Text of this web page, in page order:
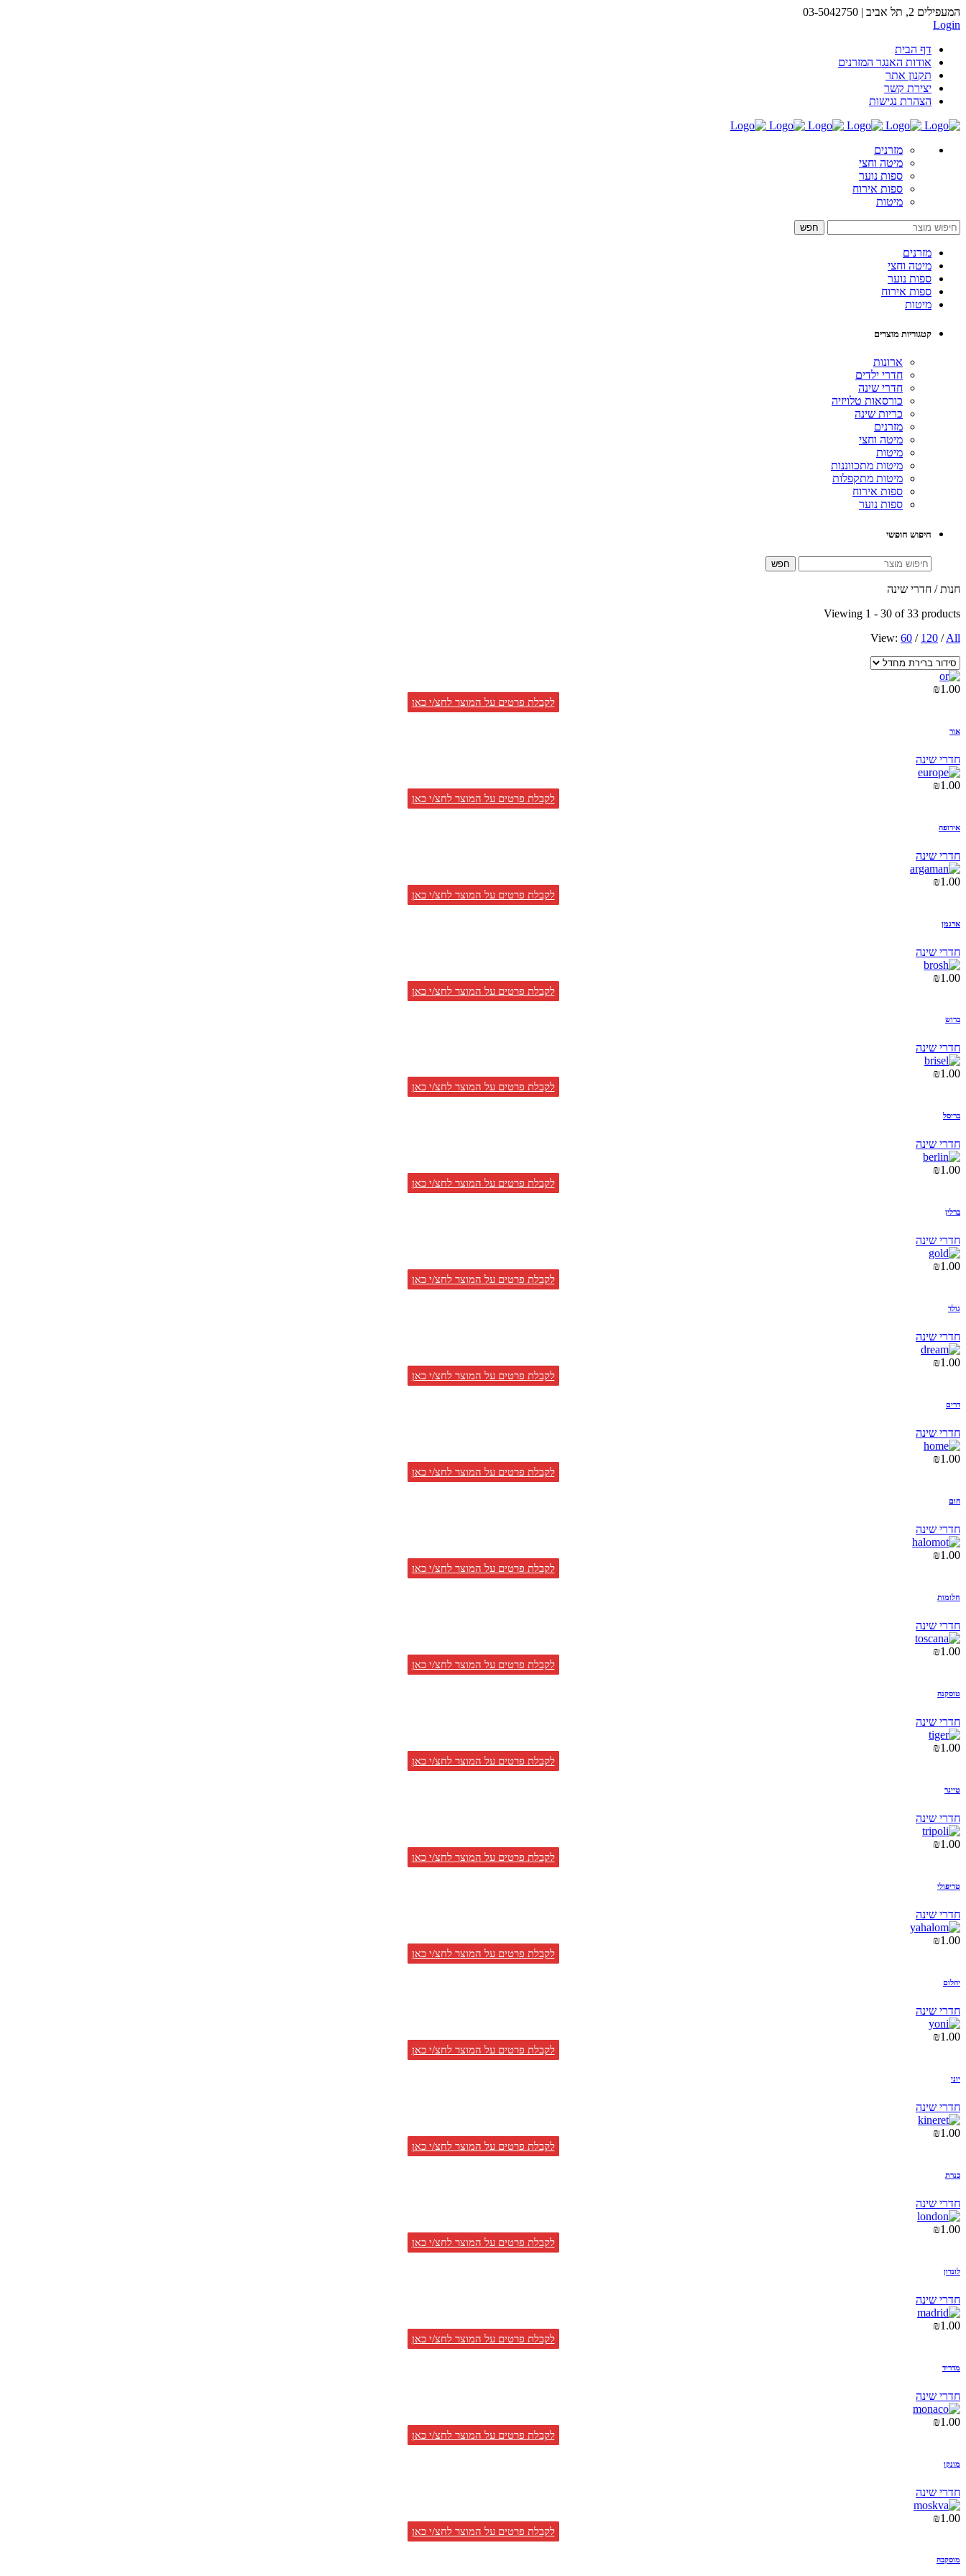
המעפילים 2, תל אביב | 03-5042750
Login
דף הבית
אודות האנגר המזרנים
תקנון אתר
יצירת קשר
הצהרת נגישות
מזרנים
מיטה וחצי
ספות נוער
ספות אירוח
מיטות
מזרנים
מיטה וחצי
ספות נוער
ספות אירוח
מיטות
קטגוריות מוצרים
ארונות
חדרי ילדים
חדרי שינה
כורסאות טלויזיה
כריות שינה
מזרנים
מיטה וחצי
מיטות
מיטות מתכווננות
מיטות מתקפלות
ספות אירוח
ספות נוער
חיפוש חופשי
חנות / חדרי שינה
Viewing 1 - 30 of 33 products
View: 60 / 120 /All
₪1.00
לקבלת פרטים על המוצר לחצ/י כאן
אור
חדרי שינה
₪1.00
לקבלת פרטים על המוצר לחצ/י כאן
אירופה
חדרי שינה
₪1.00
לקבלת פרטים על המוצר לחצ/י כאן
ארגמן
חדרי שינה
₪1.00
לקבלת פרטים על המוצר לחצ/י כאן
ברוש
חדרי שינה
₪1.00
לקבלת פרטים על המוצר לחצ/י כאן
בריסל
חדרי שינה
₪1.00
לקבלת פרטים על המוצר לחצ/י כאן
ברלין
חדרי שינה
₪1.00
לקבלת פרטים על המוצר לחצ/י כאן
גולד
חדרי שינה
₪1.00
לקבלת פרטים על המוצר לחצ/י כאן
דרים
חדרי שינה
₪1.00
לקבלת פרטים על המוצר לחצ/י כאן
הום
חדרי שינה
₪1.00
לקבלת פרטים על המוצר לחצ/י כאן
חלומות
חדרי שינה
₪1.00
לקבלת פרטים על המוצר לחצ/י כאן
טוסקנה
חדרי שינה
₪1.00
לקבלת פרטים על המוצר לחצ/י כאן
טייגר
חדרי שינה
₪1.00
לקבלת פרטים על המוצר לחצ/י כאן
טריפולי
חדרי שינה
₪1.00
לקבלת פרטים על המוצר לחצ/י כאן
יהלום
חדרי שינה
₪1.00
לקבלת פרטים על המוצר לחצ/י כאן
יוני
חדרי שינה
₪1.00
לקבלת פרטים על המוצר לחצ/י כאן
כנרת
חדרי שינה
₪1.00
לקבלת פרטים על המוצר לחצ/י כאן
לונדון
חדרי שינה
₪1.00
לקבלת פרטים על המוצר לחצ/י כאן
מדריד
חדרי שינה
₪1.00
לקבלת פרטים על המוצר לחצ/י כאן
מונקו
חדרי שינה
₪1.00
לקבלת פרטים על המוצר לחצ/י כאן
מוסקבה